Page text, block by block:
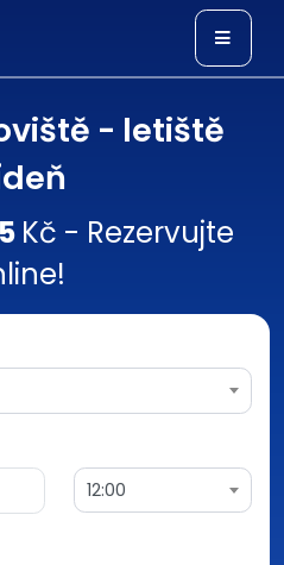
- letiště
Kč - Rezervujte
12:00